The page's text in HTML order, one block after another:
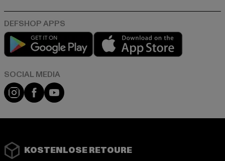
Play market
Instagram
FacebookYouTube
KOSTENLOSE RETOURE